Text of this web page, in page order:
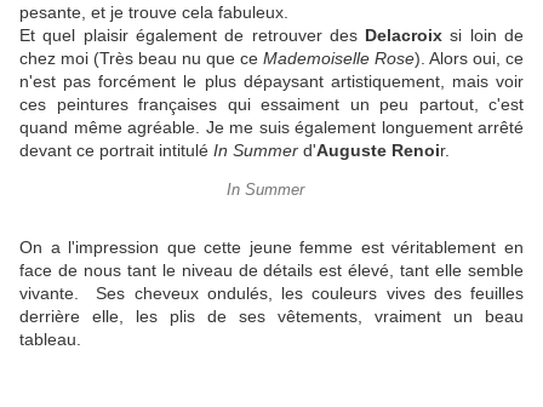
pesante, et je trouve cela fabuleux.
Et quel plaisir également de retrouver des Delacroix si loin de
chez moi (Très beau nu que ce Mademoiselle Rose). Alors oui, ce
n'est pas forcément le plus dépaysant artistiquement, mais voir
ces peintures françaises qui essaiment un peu partout, c'est
quand même agréable. Je me suis également longuement arrêté
devant ce portrait intitulé In Summer d'Auguste Renoir.
In Summer
On a l'impression que cette jeune femme est véritablement en
face de nous tant le niveau de détails est élevé, tant elle semble
vivante. Ses cheveux ondulés, les couleurs vives des feuilles
derrière elle, les plis de ses vêtements, vraiment un beau
tableau.